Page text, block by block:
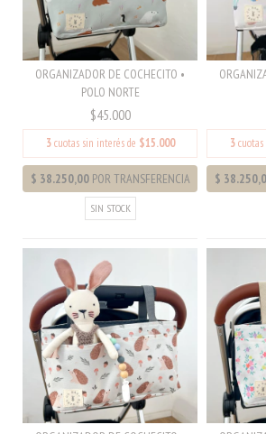
ORGANIZADOR DE COCHECITO •
POLO NORTE
$45.000
3cuotas sin interés de $15.000
SIN STOCK
3cuotas